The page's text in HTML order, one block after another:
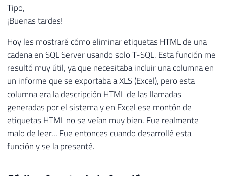
Tipo,
¡Buenas tardes!
Hoy les mostraré cómo eliminar etiquetas HTML de una
cadena en SQL Server usando solo T-SQL. Esta función me
resultó muy útil, ya que necesitaba incluir una columna en
un informe que se exportaba a XLS (Excel), pero esta
columna era la descripción HTML de las llamadas
generadas por el sistema y en Excel ese montón de
etiquetas HTML no se veían muy bien. Fue realmente
malo de leer... Fue entonces cuando desarrollé esta
función y se la presenté.